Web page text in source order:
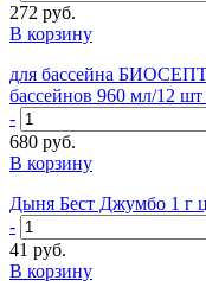
272 руб.
В корзину
для бассейна
бассейнов 960 мл/12
-
680 руб.
В корзину
Дыня Бест Джумбо 1 г
-
41 руб.
В корзину